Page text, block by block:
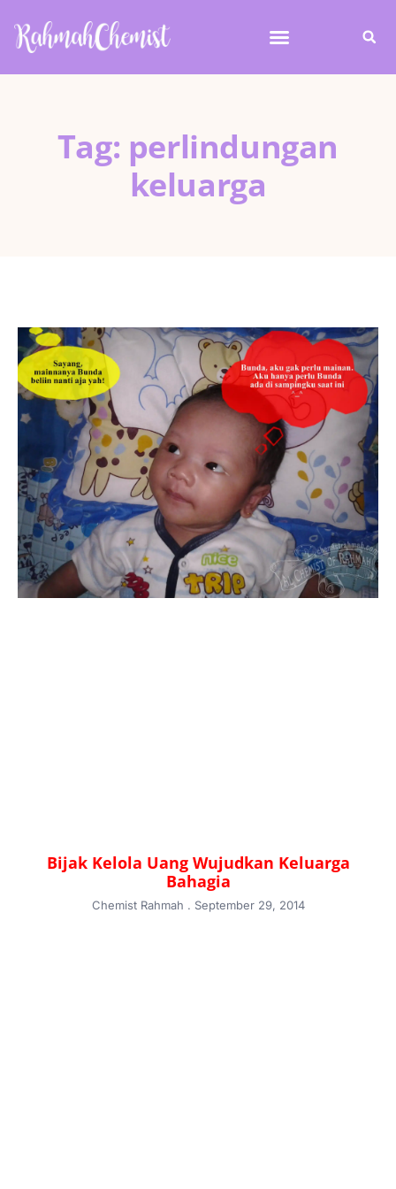
Tag: perlindungan
keluarga
Bijak Kelola Uang Wujudkan Keluarga
Bahagia
Chemist Rahmah September 29, 2014